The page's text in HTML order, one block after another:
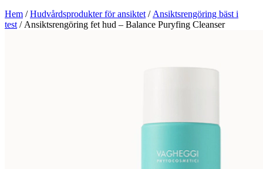
Hem /Hudvårdsprodukter för ansiktet/Ansiktsrengöring bäst i
test/ Ansiktsrengöring fet hud – Balance Puryfing Cleanser